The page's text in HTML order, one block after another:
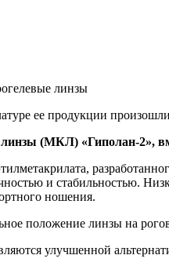
линзы
ее продукции
(МКЛ) «Гиполан-2»,
и стабильностью.
ношения.
положение линзы на
улучшенной